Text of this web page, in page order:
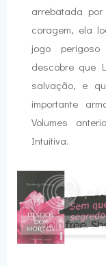
arrebatada
coragem, ela
jogo
descobre que
salvação, e
importante
Volumes
Intuitiva.